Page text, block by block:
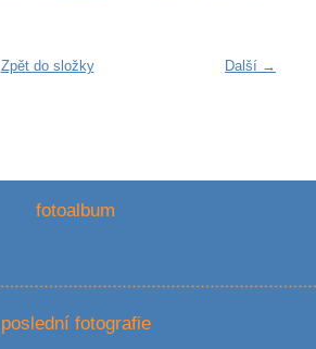
Další →
Zpět do složky
fotoalbum
poslední fotografie